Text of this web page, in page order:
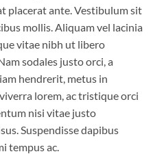
placerat ante. Vestibulum sit
mollis. Aliquam vel lacinia
vitae nibh ut libero
sodales justo orci, a
hendrerit, metus in
lorem, ac tristique orci
nisi vitae justo
Suspendisse dapibus
tempus ac.